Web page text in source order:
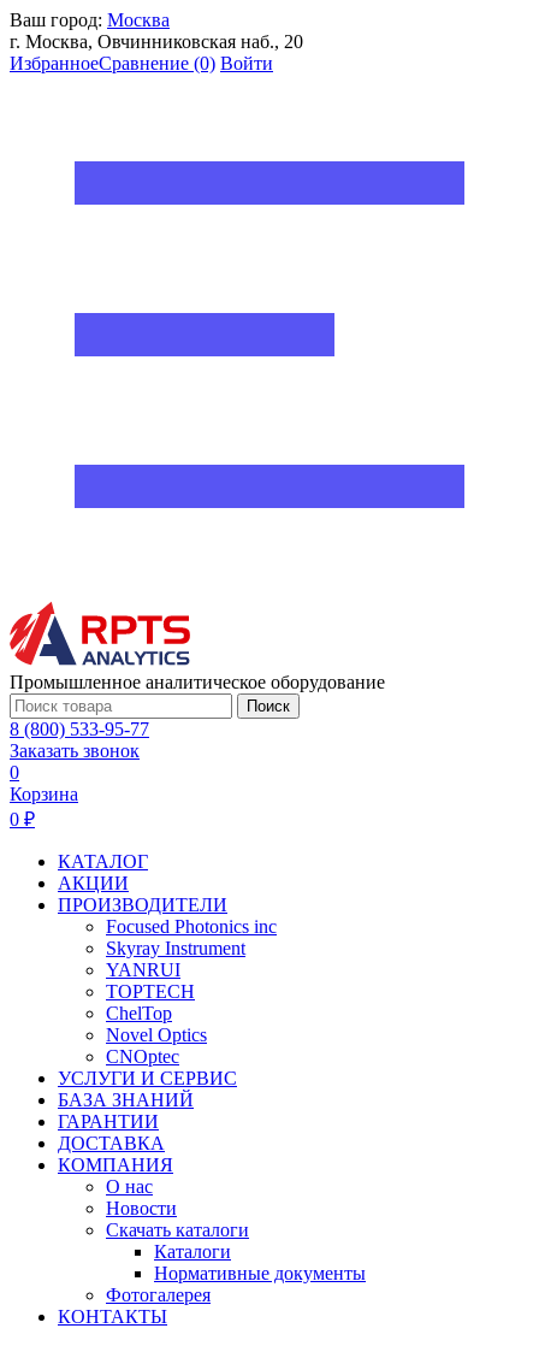
Ваш город: Москва
г. Москва, Овчинниковская наб., 20
ИзбранноеСравнение (0) Войти
Промышленное аналитическое оборудование
Поиск
8 (800) 533-95-77
Заказать звонок
0
Корзина
0 ₽
КАТАЛОГ
АКЦИИ
ПРОИЗВОДИТЕЛИ
Focused Photonics inc
Skyray Instrument
YANRUI
TOPTECH
ChelTop
Novel Optics
CNOptec
УСЛУГИ И СЕРВИС
БАЗА ЗНАНИЙ
ГАРАНТИИ
ДОСТАВКА
КОМПАНИЯ
О нас
Новости
Скачать каталоги
Каталоги
Нормативные документы
Фотогалерея
КОНТАКТЫ